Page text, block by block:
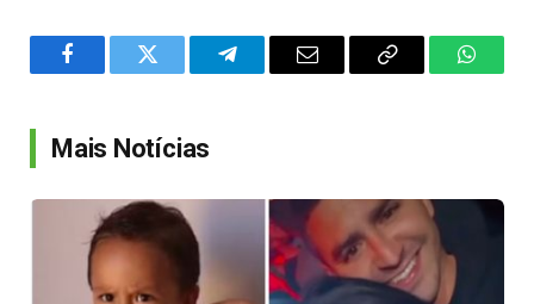
FacebookTwitter TelegramEmail
Copy
Mais Notícias